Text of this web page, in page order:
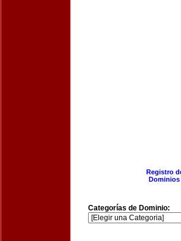
Registro
Dominios
Categorías de Dominio: